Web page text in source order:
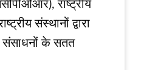
राष्ट्रीय
संस्थानों द्वारा
संसाधनों के सतत